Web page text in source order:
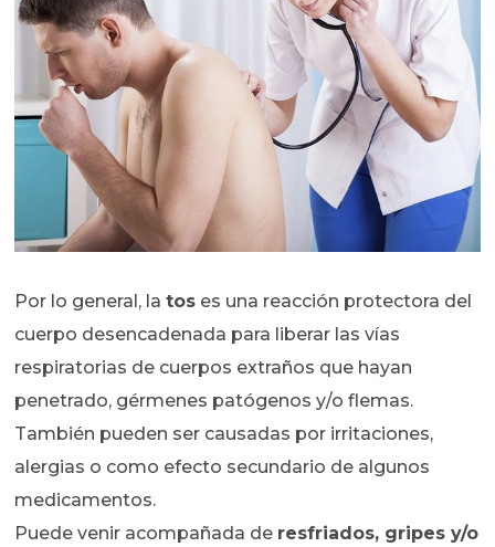
Por lo general, latos es una reacción protectora del
cuerpo desencadenada para liberar las vías
respiratorias de cuerpos extraños que hayan
penetrado, gérmenes patógenos y/o flemas.
También pueden ser causadas por irritaciones,
alergias o como efecto secundario de algunos
medicamentos.
Puede venir acompañada de resfriados, gripes y/o